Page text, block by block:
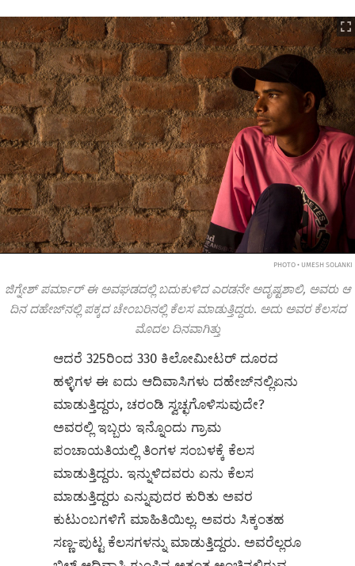
PHOTO • UMESH SOLANKI
ಜಿಗ್ನೇಶ್ ಪರ್ಮಾರ್ ಈ ಅವಘಡದಲ್ಲಿ ಬದುಕುಳಿದ ಎರಡನೇ ಅದೃಷ್ಟಶಾಲಿ, ಅವರು ಆ
ದಿನ ದಹೇಜ್‌ನಲ್ಲಿ ಪಕ್ಕದ ಚೇಂಬರಿನಲ್ಲಿ ಕೆಲಸ ಮಾಡುತ್ತಿದ್ದರು. ಅದು ಅವರ ಕೆಲಸದ
ಮೊದಲ ದಿನವಾಗಿತ್ತು
ಆದರೆ 325ರಿಂದ 330 ಕಿಲೋಮೀಟರ್ ದೂರದ
ಹಳ್ಳಿಗಳ ಈ ಐದು ಆದಿವಾಸಿಗಳು ದಹೇಜ್‌ನಲ್ಲಿಏನು
ಮಾಡುತ್ತಿದ್ದರು, ಚರಂಡಿ ಸ್ವಚ್ಛಗೊಳಿಸುವುದೇ?
ಅವರಲ್ಲಿ ಇಬ್ಬರು ಇನ್ನೊಂದು ಗ್ರಾಮ
ಪಂಚಾಯತಿಯಲ್ಲಿ ತಿಂಗಳ ಸಂಬಳಕ್ಕೆ ಕೆಲಸ
ಮಾಡುತ್ತಿದ್ದರು. ಇನ್ನುಳಿದವರು ಏನು ಕೆಲಸ
ಮಾಡುತ್ತಿದ್ದರು ಎನ್ನುವುದರ ಕುರಿತು ಅವರ
ಕುಟುಂಬಗಳಿಗೆ ಮಾಹಿತಿಯಿಲ್ಲ. ಅವರು ಸಿಕ್ಕಂತಹ
ಸಣ್ಣ-ಪುಟ್ಟ ಕೆಲಸಗಳನ್ನು ಮಾಡುತ್ತಿದ್ದರು. ಅವರೆಲ್ಲರೂ